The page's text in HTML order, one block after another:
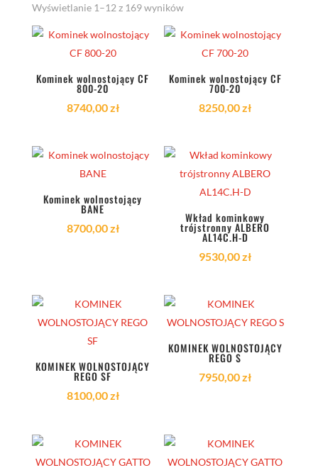
Wyświetlanie 1–12 z 169 wynikówPosortowane
najnowszych
Kominek wolnostojący CF
800-20
8740,00zł
Kominek wolnostojący CF
700-20
8250,00zł
Kominek wolnostojący
BANE
8700,00zł
Wkład kominkowy
trójstronny ALBERO
AL14C.H-D
9530,00zł
KOMINEK WOLNOSTOJĄCY
REGO SF
8100,00zł
KOMINEK WOLNOSTOJĄCY
REGO S
7950,00zł